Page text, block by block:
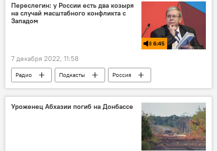
Переслегин: у России есть два козыря
на случай масштабного конфликта с
Западом
6:45
7 декабря 2022, 11:58
Радио Подкасты
Россия
Европа
США
спецоперация
Политика
Уроженец Абхазии погиб на Донбассе